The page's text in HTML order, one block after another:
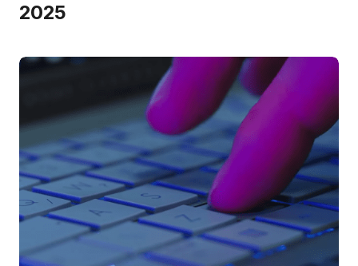
2025